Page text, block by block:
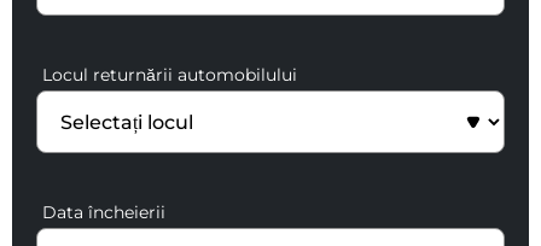
Locul returnării automobilului
Data încheierii